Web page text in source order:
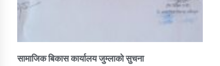
सामाजिक बिकास कार्यालय जुम्लाकाे सुचना